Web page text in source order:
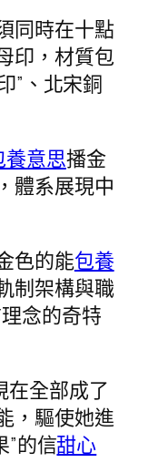
同時在十點
印，材質包
”、北宋銅
養意思播金
體系展現中
色的能包養
制架構與職
念的奇特
在全部成了
，驅使她進
”的信甜心